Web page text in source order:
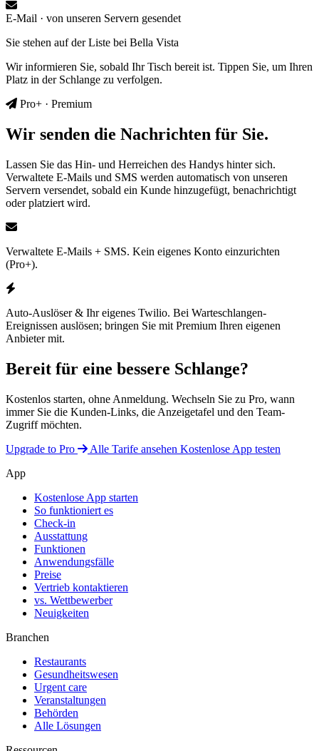
E-Mail · von unseren Servern gesendet
Sie stehen auf der Liste bei Bella Vista
Wir informieren Sie, sobald Ihr Tisch bereit ist. Tippen Sie, um Ihren
Platz in der Schlange zu verfolgen.
Pro+ · Premium
Wir senden die Nachrichten für Sie.
Lassen Sie das Hin- und Herreichen des Handys hinter sich.
Verwaltete E-Mails und SMS werden automatisch von unseren
Servern versendet, sobald ein Kunde hinzugefügt, benachrichtigt
oder platziert wird.
Verwaltete E-Mails + SMS. Kein eigenes Konto einzurichten
(Pro+).
Auto-Auslöser & Ihr eigenes Twilio. Bei Warteschlangen-
Ereignissen auslösen; bringen Sie mit Premium Ihren eigenen
Anbieter mit.
Bereit für eine bessere Schlange?
Kostenlos starten, ohne Anmeldung. Wechseln Sie zu Pro, wann
immer Sie die Kunden-Links, die Anzeigetafel und den Team-
Zugriff möchten.
Upgrade to Pro
Alle Tarife ansehen Kostenlose App testen
App
Kostenlose App starten
So funktioniert es
Check-in
Ausstattung
Funktionen
Anwendungsfälle
Preise
Vertrieb kontaktieren
vs. Wettbewerber
Neuigkeiten
Branchen
Restaurants
Gesundheitswesen
Urgent care
Veranstaltungen
Behörden
Alle Lösungen